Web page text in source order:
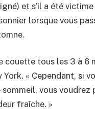
et s’il a été
lorsque vous
couette tous les 3 à
York. « Cependant, si
vous
fraîche. »